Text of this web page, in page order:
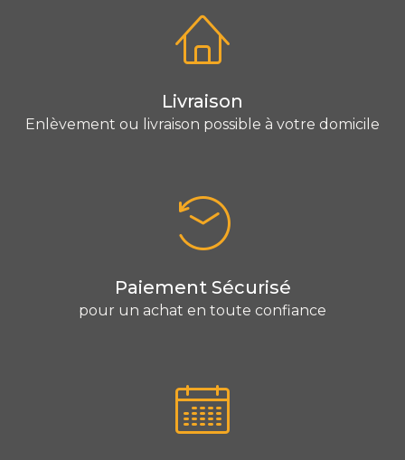
Livraison
Enlèvement ou livraison possible à votre domicile
Paiement Sécurisé
pour un achat en toute confiance